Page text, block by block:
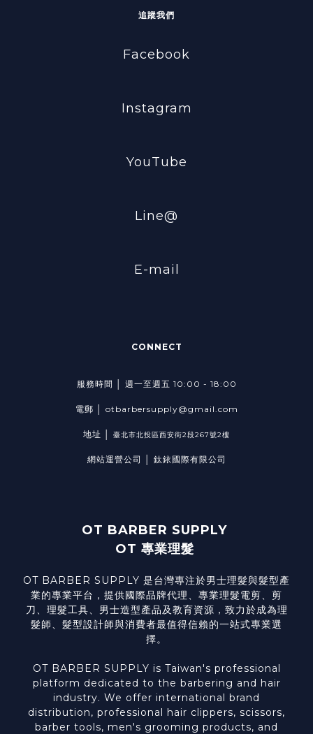
追蹤我們
Facebook
Instagram
YouTube
Line@
E-mail
CONNECT
服務時間 │ 週一至週五 10:00 - 18:00
電郵 │ otbarbersupply@gmail.com
地址 │ 臺北市北投區西安街2段267號2樓
網站運營公司 │ 鈦銥國際有限公司
OT BARBER SUPPLY
OT 專業理髮
OT BARBER SUPPLY 是台灣專注於男士理髮與髮型產
業的專業平台，提供國際品牌代理、專業理髮電剪、剪
刀、理髮工具、男士造型產品及教育資源，致力於成為理
髮師、髮型設計師與消費者最值得信賴的一站式專業選
擇。
OT BARBER SUPPLY is Taiwan's professional
platform dedicated to the barbering and hair
industry. We offer international brand
distribution, professional hair clippers, scissors,
barber tools, men's grooming products, and